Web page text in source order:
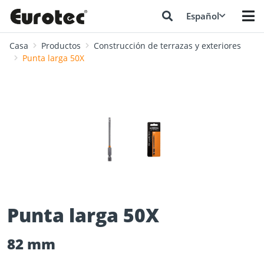
Español
Casa Productos
Construcción de terrazas y exteriores
Punta larga 50X
Punta larga 50X
82 mm